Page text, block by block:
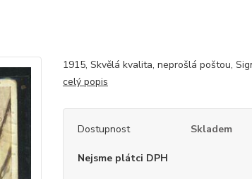
1915, Skvělá kvalita, neprošlá poštou,
celý popis
Dostupnost Skladem
Nejsme plátci DPH